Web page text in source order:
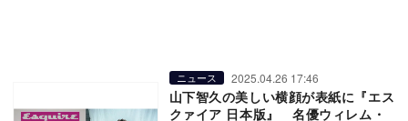
ニュース 2025.04.26 17:46
山下智久の美しい横顔が表紙に『エス
クァイア 日本版』 名優ウィレム・